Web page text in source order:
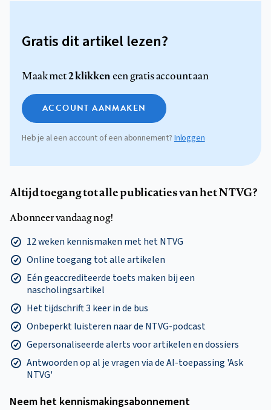
Gratis dit artikel lezen?
Maak met2 klikkeneen gratis account aan
ACCOUNT AANMAKEN
Heb je al een account of een abonnement? Inloggen
Altijd toegang tot alle publicaties van het NTVG?
Abonneer vandaag nog!
12 weken kennismaken met het NTVG
Online toegang tot alle artikelen
Eén geaccrediteerde toets maken bij een
nascholingsartikel
Het tijdschrift 3 keer in de bus
Onbeperkt luisteren naar de NTVG-podcast
Gepersonaliseerde alerts voor artikelen en dossiers
Antwoorden op al je vragen via de AI-toepassing 'Ask
NTVG'
Neem het kennismakings­abonnement